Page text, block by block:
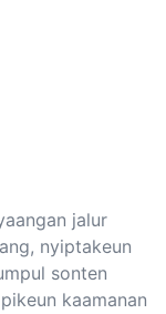
jalur
nyiptakeun
sonten
kaamanan